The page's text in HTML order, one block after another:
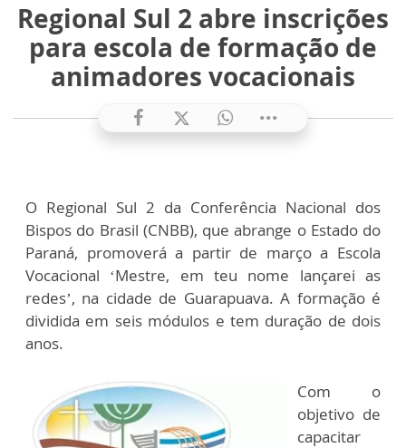
Regional Sul 2 abre inscrições
para escola de formação de
animadores vocacionais
O Regional Sul 2 da Conferência Nacional dos
Bispos do Brasil (CNBB), que abrange o Estado do
Paraná, promoverá a partir de março a Escola
Vocacional ‘Mestre, em teu nome lançarei as
redes’, na cidade de Guarapuava. A formação é
dividida em seis módulos e tem duração de dois
anos.
Com o
objetivo de
capacitar